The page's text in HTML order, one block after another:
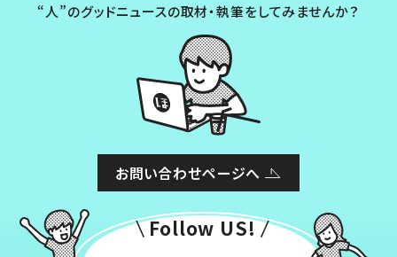
“人”のグッドニュースの取材・執筆をしてみませんか？
お問い合わせページへ
Follow US!